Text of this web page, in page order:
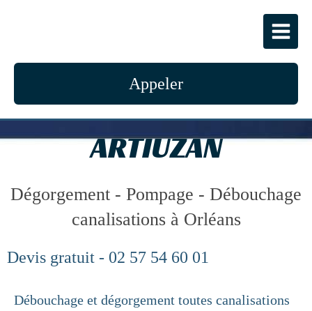
Appeler
ARTIUZAN
Dégorgement - Pompage - Débouchage
canalisations à Orléans
Devis gratuit - 02 57 54 60 01
Débouchage et dégorgement toutes canalisations